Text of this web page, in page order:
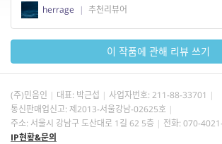
herrage
| 추천리뷰어
이 작품에 관해 리뷰 쓰기
(주)민음인 대표: 박근섭 사업자번호: 211-88-33701
통신판매업신고: 제2013-서울강남-02625호
주소: 서울시 강남구 도산대로 1길 62 5층
전화: 070-
IP현황&문의